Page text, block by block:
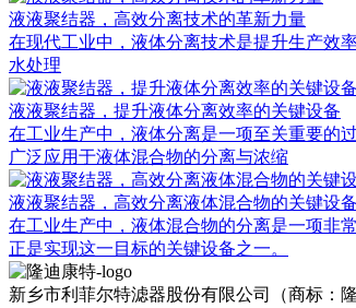
液液聚结器，高效分离技术的革新力量
在现代工业中，液体分离技术是提升生产效
水处理
液液聚结器，提升液体分离效率的关键设备
在工业生产中，液体分离是一项至关重要的
广泛应用于液体混合物的分离与浓缩
液液聚结器，高效分离液体混合物的关键设备
在工业生产中，液体混合物的分离是一项非
正是实现这一目标的关键设备之一。
新乡市利菲尔特滤器股份有限公司（商标：隆